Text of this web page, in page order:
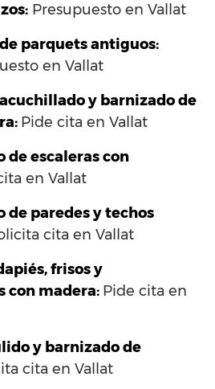
Presupuesto en Vallat
parquets antiguos:
en Vallat
y barnizado de
Pide cita en Vallat
escaleras con
en Vallat
de paredes y techos
cita en Vallat
frisos y
con madera: Pide cita en
y barnizado de
cita en Vallat